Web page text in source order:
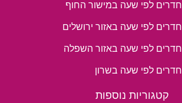
חדרים לפי שעה במישור החוף
חדרים לפי שעה באזור ירושלים
חדרים לפי שעה באזור השפלה
חדרים לפי שעה בשרון
קטגוריות נוספות